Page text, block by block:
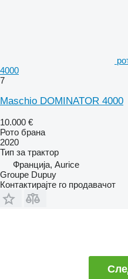
4000
7
Maschio DOMINATOR 4000
10.000 €
Рото брана
2020
Тип за трактор
Франција, Aurice
Groupe Dupuy
Контактирајте го продавачот